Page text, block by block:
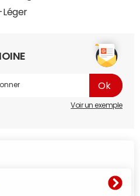
Léger
Voir un exemple